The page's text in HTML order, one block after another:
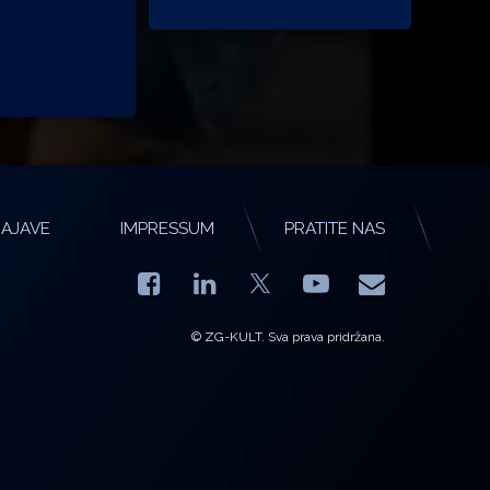
IMPRESSUM PRATITE NAS
Facebook
LinkedIn YouTube
E-mail
© ZG-KULT. Sva prava pridržana.